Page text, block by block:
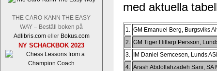
THE CARO-KANN THE EASY
WAY – Beställ boken på
Adlibris.comeller Bokus.com
NY SCHACKBOK 2023
med aktuella
1. GM Emanuel Berg, Burgsviks
2. GM Tiger Hillarp Persson,
3.
IM Daniel Semcesen, Lunds
4. Arash Abdollahzadeh Sani, SA